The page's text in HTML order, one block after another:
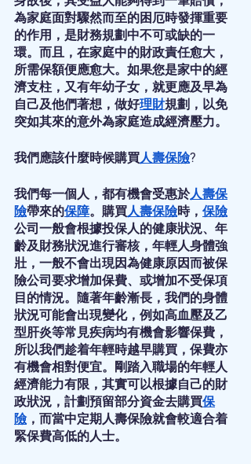
為家庭面對驟然而至的困厄時發揮重要
的作用，是財務規劃中不可或缺的一
環。而且，在家庭中的財政責任愈大，
所需保額便應愈大。如果您是家中的經
濟支柱，又有年幼子女，就更應及早為
自己及他們著想，做好理財規劃，以免
突如其來的意外為家庭造成經濟壓力。
我們應該什麼時候購買人壽保險?
我們每一個人，都有機會受惠於人壽保
險帶來的保障。購買人壽保險時， 保險
公司一般會根據投保人的健康狀況、年
齡及財務狀況進行審核，年輕人身體強
壯，一般不會出現因為健康原因而被保
險公司要求增加保費、或增加不受保項
目的情況。隨著年齡漸長，我們的身體
狀況可能會出現變化，例如高血壓及乙
型肝炎等常見疾病均有機會影響保費，
所以我們趁着年輕時越早購買，保費亦
有機會相對便宜。剛踏入職場的年輕人
經濟能力有限，其實可以根據自己的財
政狀況，計劃預留部分資金去購買保
險 ，而當中定期人壽保險就會較適合着
緊保費高低的人士。